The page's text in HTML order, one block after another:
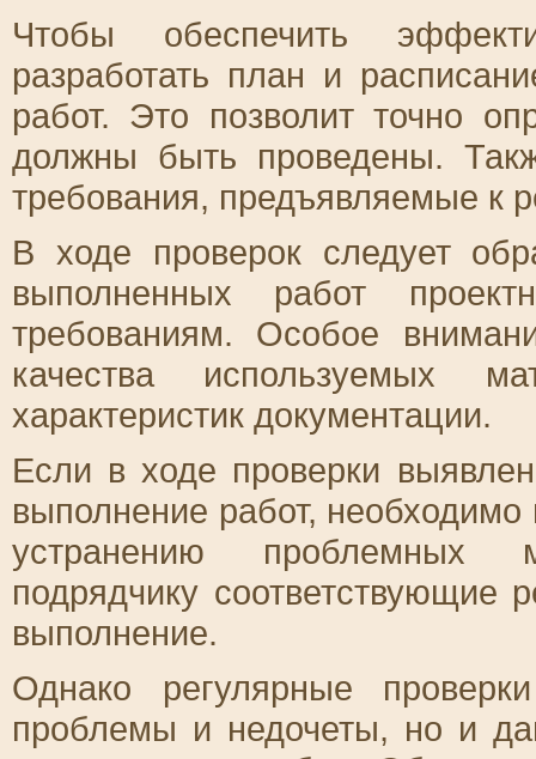
Чтобы обеспечить
разработать план и
работ. Это позволит точно
должны быть проведены.
требования, предъявляемые к
В ходе проверок следует
выполненных работ
требованиям. Особое
качества используемых
характеристик документации.
Если в ходе проверки
выполнение работ,
устранению проблемных
подрядчику соответствующие
выполнение.
Однако регулярные
проблемы и недочеты, но и